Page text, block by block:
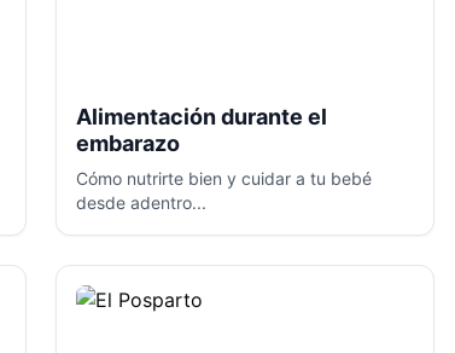
Alimentación durante el
embarazo
Cómo nutrirte bien y cuidar a tu bebé
desde adentro...